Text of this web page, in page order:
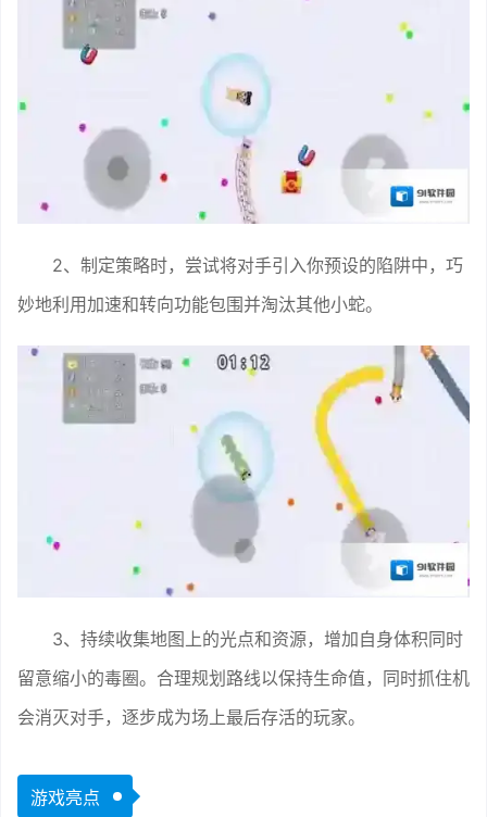
2、制定策略时，尝试将对手引入你预设的陷阱中，巧
妙地利用加速和转向功能包围并淘汰其他小蛇。
3、持续收集地图上的光点和资源，增加自身体积同时
留意缩小的毒圈。合理规划路线以保持生命值，同时抓住机
会消灭对手，逐步成为场上最后存活的玩家。
游戏亮点